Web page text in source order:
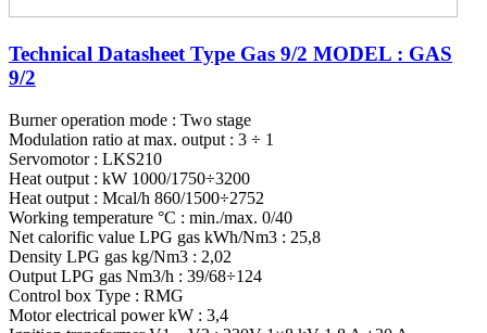
Technical Datasheet Type Gas 9/2 MODEL : GAS
9/2
Burner operation mode : Two stage
Modulation ratio at max. output : 3 ÷ 1
Servomotor : LKS210
Heat output : kW 1000/1750÷3200
Heat output : Mcal/h 860/1500÷2752
Working temperature °C : min./max. 0/40
Net calorific value LPG gas kWh/Nm3 : 25,8
Density LPG gas kg/Nm3 : 2,02
Output LPG gas Nm3/h : 39/68÷124
Control box Type : RMG
Motor electrical power kW : 3,4